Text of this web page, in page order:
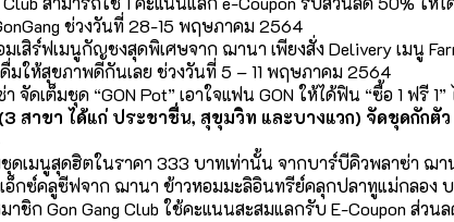
ช่วงวันที่ 28-15 พฤษภาคม 2564
เสิร์ฟเมนูกัญชงสุดพิเศษจาก ฌานา เพียงสั่ง Delivery เมนู
มให้สุขภาพดีกันเลย ช่วงวันที่ 5 – 11 พฤษภาคม 2564
จัดเต็มชุด “GON Pot” เอาใจแฟน GON ให้ได้ฟิน “ซื้อ 1 ฟ
สาขา ได้แก่ ประชาชื่น, สุขุมวิท และบางแวก) จัดชุดกักตัว
ดเมนูสุดฮิตในราคา 333 บาทเท่านั้น จากบาร์บีคิวพลาซ่า ฌ
อ็กซ์คลูซีฟจาก ฌานา ข้าวหอมมะลิอินทรีย์คลุกปลาทูแม่กลอง
าชิก Gon Gang Club ใช้คะแนนสะสมแลกรับ E-Coupon ส่